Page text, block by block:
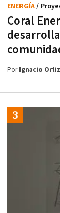
Coral
ENERGÍA/
PorIgnacio Ortiz